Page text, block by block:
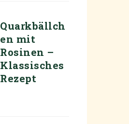
Quarkbällch
en mit
Rosinen –
Klassisches
Rezept